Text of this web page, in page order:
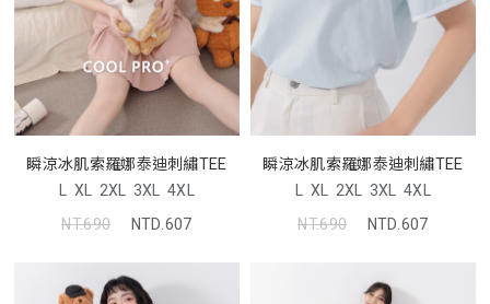
瞬涼冰肌索羅娜泰迪刺繡TEE
L XL 2XL 3XL 4XL
NT.690
NTD.607
瞬涼冰肌索羅娜泰迪刺繡TEE
L XL 2XL 3XL 4XL
NT.690
NTD.607